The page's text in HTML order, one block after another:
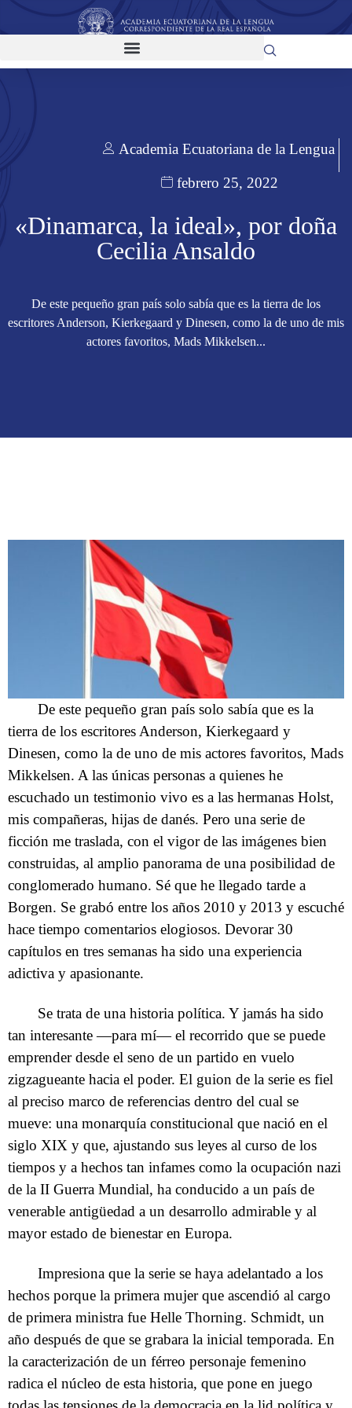
Academia Ecuatoriana de la Lengua
febrero 25, 2022
«Dinamarca, la ideal», por doña
Cecilia Ansaldo
De este pequeño gran país solo sabía que es la tierra de los
escritores Anderson, Kierkegaard y Dinesen, como la de uno de mis
actores favoritos, Mads Mikkelsen...
De este pequeño gran país solo sabía que es la
tierra de los escritores Anderson, Kierkegaard y
Dinesen, como la de uno de mis actores favoritos, Mads
Mikkelsen. A las únicas personas a quienes he
escuchado un testimonio vivo es a las hermanas Holst,
mis compañeras, hijas de danés. Pero una serie de
ficción me traslada, con el vigor de las imágenes bien
construidas, al amplio panorama de una posibilidad de
conglomerado humano. Sé que he llegado tarde a
Borgen. Se grabó entre los años 2010 y 2013 y escuché
hace tiempo comentarios elogiosos. Devorar 30
capítulos en tres semanas ha sido una experiencia
adictiva y apasionante.
Se trata de una historia política. Y jamás ha sido
tan interesante —para mí— el recorrido que se puede
emprender desde el seno de un partido en vuelo
zigzagueante hacia el poder. El guion de la serie es fiel
al preciso marco de referencias dentro del cual se
mueve: una monarquía constitucional que nació en el
siglo XIX y que, ajustando sus leyes al curso de los
tiempos y a hechos tan infames como la ocupación nazi
de la II Guerra Mundial, ha conducido a un país de
venerable antigüedad a un desarrollo admirable y al
mayor estado de bienestar en Europa.
Impresiona que la serie se haya adelantado a los
hechos porque la primera mujer que ascendió al cargo
de primera ministra fue Helle Thorning. Schmidt, un
año después de que se grabara la inicial temporada. En
la caracterización de un férreo personaje femenino
radica el núcleo de esta historia, que pone en juego